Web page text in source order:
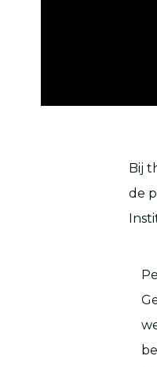
Bij
de